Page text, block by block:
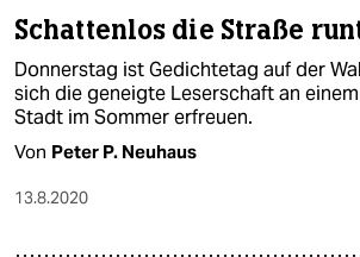
Schattenlos die Straße
Donnerstag ist Gedichtetag auf der
sich die geneigte Leserschaft an
Stadt im Sommer erfreuen.
Von Peter P. Neuhaus
13.8.2020